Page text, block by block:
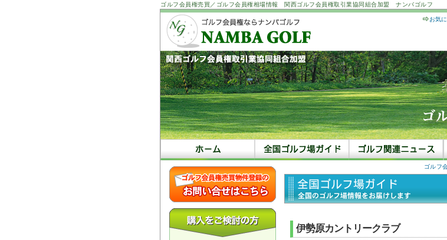
ゴルフ会員権売買／ゴルフ会員権相場情報 関西ゴルフ会員権取引業協同組合加盟 ナンバゴルフ
お気
ゴルフ
伊勢原カントリークラブ